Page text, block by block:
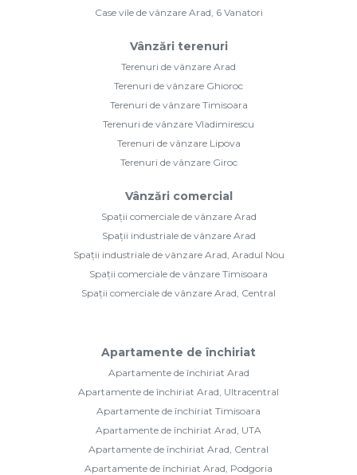
Case vile de vânzare Arad, 6 Vanatori
Vânzări terenuri
Terenuri de vânzare Arad
Terenuri de vânzare Ghioroc
Terenuri de vânzare Timisoara
Terenuri de vânzare Vladimirescu
Terenuri de vânzare Lipova
Terenuri de vânzare Giroc
Vânzări comercial
Spații comerciale de vânzare Arad
Spații industriale de vânzare Arad
Spații industriale de vânzare Arad, Aradul Nou
Spații comerciale de vânzare Timisoara
Spații comerciale de vânzare Arad, Central
Apartamente de închiriat
Apartamente de închiriat Arad
Apartamente de închiriat Arad, Ultracentral
Apartamente de închiriat Timisoara
Apartamente de închiriat Arad, UTA
Apartamente de închiriat Arad, Central
Apartamente de închiriat Arad, Podgoria